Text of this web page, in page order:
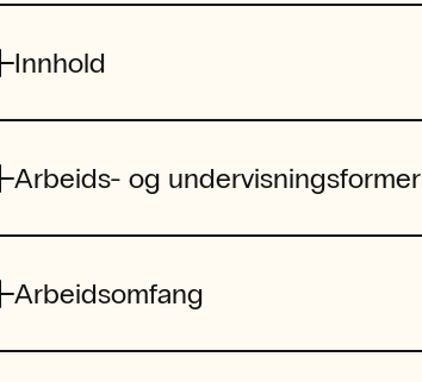
Innhold
Arbeids- og undervisningsformer
Arbeidsomfang